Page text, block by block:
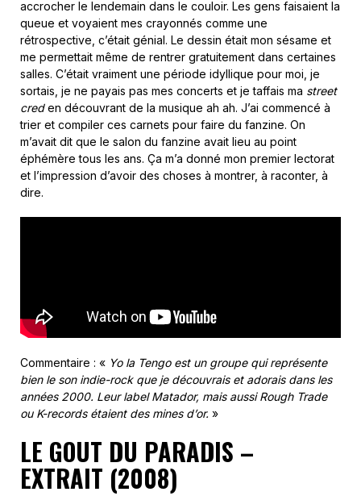
accrocher le lendemain dans le couloir. Les gens faisaient la
queue et voyaient mes crayonnés comme une
rétrospective, c’était génial. Le dessin était mon sésame et
me permettait même de rentrer gratuitement dans certaines
salles. C’était vraiment une période idyllique pour moi, je
sortais, je ne payais pas mes concerts et je taffais ma street
creden découvrant de la musique ah ah. J’ai commencé à
trier et compiler ces carnets pour faire du fanzine. On
m’avait dit que le salon du fanzine avait lieu au point
éphémère tous les ans. Ça m’a donné mon premier lectorat
et l’impression d’avoir des choses à montrer, à raconter, à
dire.
Commentaire : « Yo la Tengo est un groupe qui représente
bien le son indie-rock que je découvrais et adorais dans les
années 2000. Leur label Matador, mais aussi Rough Trade
ou K-records étaient des mines d’or. »
LE GOUT DU PARADIS –
EXTRAIT (2008)